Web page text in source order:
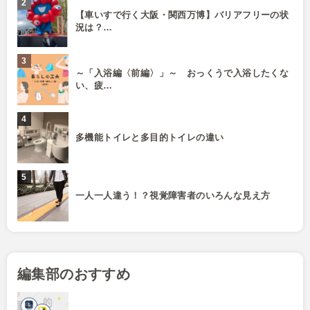
【車いすで行く大阪・関西万博】バリアフリーの状
況は？…
～「入浴編〈前編〉」～ おっくうで入浴したくな
い、疲…
多機能トイレと多目的トイレの違い
一人一人違う！？視覚障害者のいろんな見え方
編集部のおすすめ